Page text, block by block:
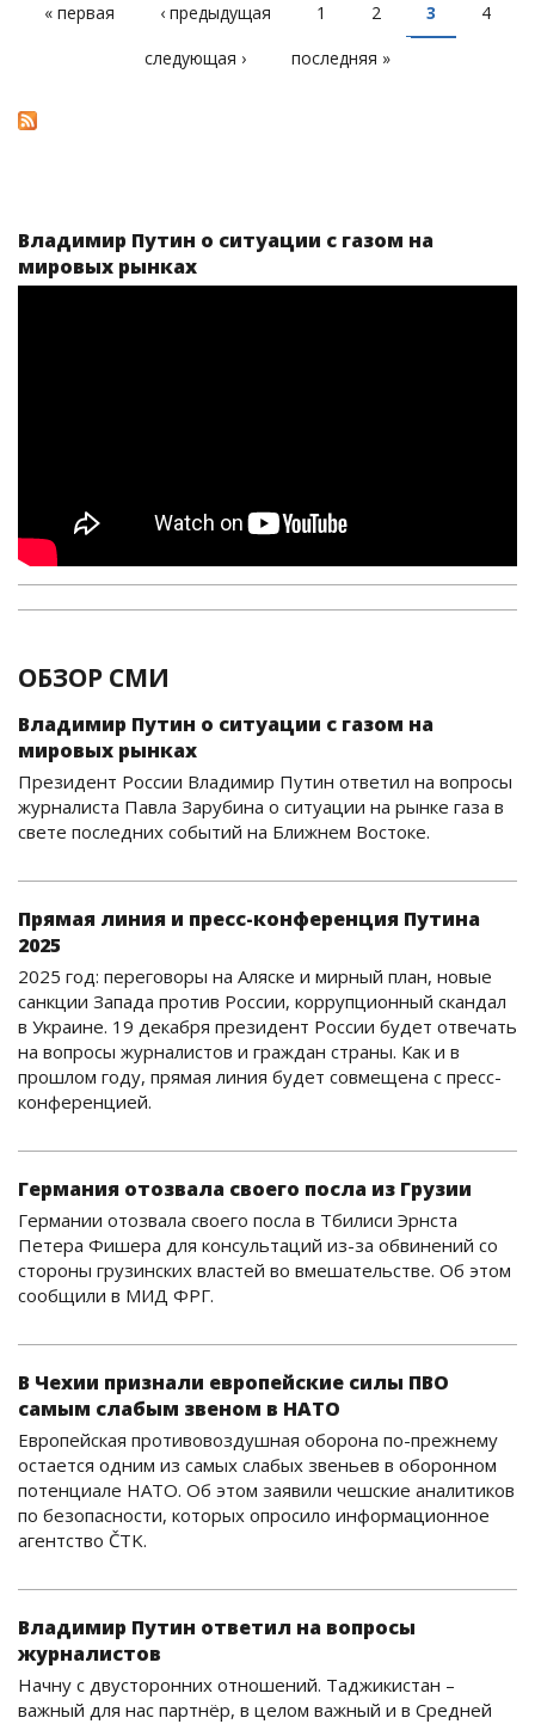
СТРАНИЦЫ
« первая ‹ предыдущая 1 2 3
4
следующая ›
последняя »
Владимир Путин о ситуации с газом на
мировых рынках
ОБЗОР СМИ
Владимир Путин о ситуации с газом на
мировых рынках
Президент России Владимир Путин ответил на вопросы
журналиста Павла Зарубина о ситуации на рынке газа в
свете последних событий на Ближнем Востоке.
Прямая линия и пресс-конференция Путина
2025
2025 год: переговоры на Аляске и мирный план, новые
санкции Запада против России, коррупционный скандал
в Украине. 19 декабря президент России будет отвечать
на вопросы журналистов и граждан страны. Как и в
прошлом году, прямая линия будет совмещена с пресс-
конференцией.
Германия отозвала своего посла из Грузии
Германии отозвала своего посла в Тбилиси Эрнста
Петера Фишера для консультаций из-за обвинений со
стороны грузинских властей во вмешательстве. Об этом
сообщили в МИД ФРГ.
В Чехии признали европейские силы ПВО
самым слабым звеном в НАТО
Европейская противовоздушная оборона по-прежнему
остается одним из самых слабых звеньев в оборонном
потенциале НАТО. Об этом заявили чешские аналитиков
по безопасности, которых опросило информационное
агентство ČTK.
Владимир Путин ответил на вопросы
журналистов
Начну с двусторонних отношений. Таджикистан –
важный для нас партнёр, в целом важный и в Средней